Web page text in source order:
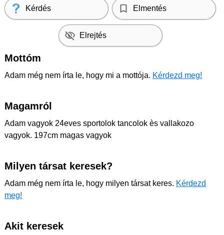
Kérdés Elmentés
Elrejtés
Mottóm
Adam még nem írta le, hogy mi a mottója. Kérdezd meg!
Magamról
Adam vagyok 24eves sportolok tancolok ès vallakozo
vagyok. 197cm magas vagyok
Milyen társat keresek?
Adam még nem írta le, hogy milyen társat keres. Kérdezd
meg!
Akit keresek